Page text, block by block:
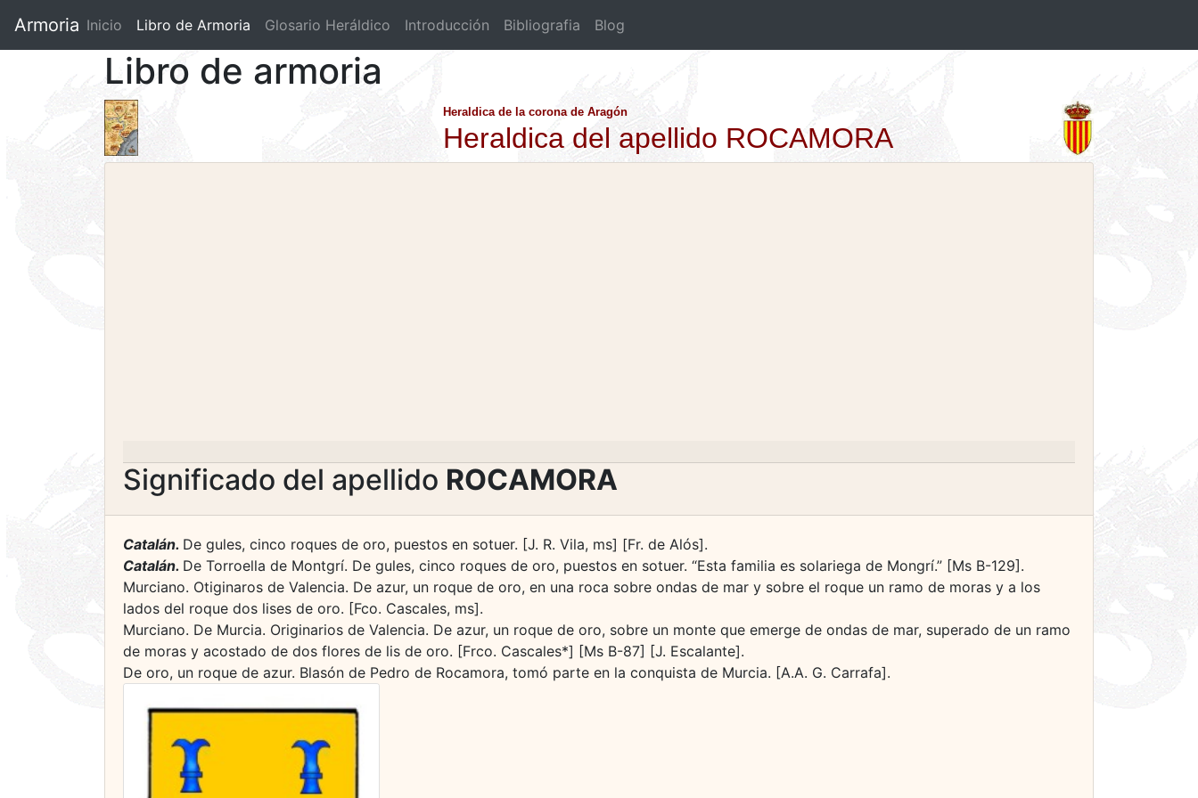
Armoria Inicio Libro de Armoria (current)
Glosario Heráldico Introducción Bibliografia Blog
Libro de armoria
Heraldica de la corona de Aragón
Heraldica del apellido ROCAMORA
Significado del apellido ROCAMORA
Catalán. De gules, cinco roques de oro, puestos en sotuer. [J. R. Vila, ms] [Fr. de Alós].
Catalán. De Torroella de Montgrí. De gules, cinco roques de oro, puestos en sotuer. “Esta familia es solariega de Mongrí.” [Ms B-129].
Murciano. Otiginaros de Valencia. De azur, un roque de oro, en una roca sobre ondas de mar y sobre el roque un ramo de moras y a los
lados del roque dos lises de oro. [Fco. Cascales, ms].
Murciano. De Murcia. Originarios de Valencia. De azur, un roque de oro, sobre un monte que emerge de ondas de mar, superado de un ramo
de moras y acostado de dos flores de lis de oro. [Frco. Cascales*] [Ms B-87] [J. Escalante].
De oro, un roque de azur. Blasón de Pedro de Rocamora, tomó parte en la conquista de Murcia. [A.A. G. Carrafa].